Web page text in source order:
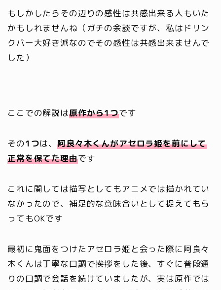
もしかしたらその辺りの感性は共感出来る人もいた
かもしれませんね（ガチの余談ですが、私はドリン
クバー大好き派なのでその感性は共感出来ませんで
した）
ここでの解説は原作から1つです
その1つは、阿良々木くんがアセロラ姫を前にして
正常を保てた理由です
これに関しては描写としてもアニメでは描かれてい
なかったので、補足的な意味合いとして捉えてもら
ってもOKです
最初に鬼面をつけたアセロラ姫と会った際に阿良々
木くんは丁寧な口調で挨拶をした後、すぐに普段通
りの口調で会話を続けていましたが、実は原作では